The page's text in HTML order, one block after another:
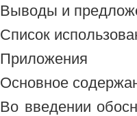
Выводы и
Список
Приложения
Основное
Во введении